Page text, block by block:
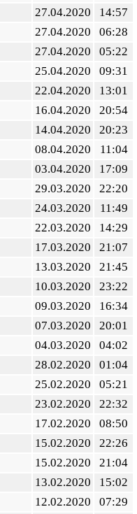
27.04.2020
14:57
27.04.2020
06:28
27.04.2020
05:22
25.04.2020
09:31
22.04.2020
13:01
16.04.2020
20:54
14.04.2020
20:23
08.04.2020
11:04
03.04.2020
17:09
29.03.2020
22:20
24.03.2020
11:49
22.03.2020
14:29
17.03.2020
21:07
13.03.2020
21:45
10.03.2020
23:22
09.03.2020
16:34
07.03.2020
20:01
04.03.2020
04:02
28.02.2020
01:04
25.02.2020
05:21
23.02.2020
22:32
17.02.2020
08:50
15.02.2020
22:26
15.02.2020
21:04
13.02.2020
15:02
12.02.2020
07:29